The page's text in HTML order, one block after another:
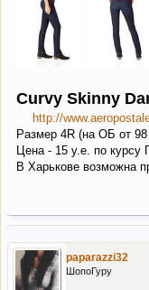
Curvy Skinny
http://
Размер 4R (на ОБ от 98
Цена - 15 у.е. по курсу
В Харькове возможна
paparazzi32
ШопоГуру